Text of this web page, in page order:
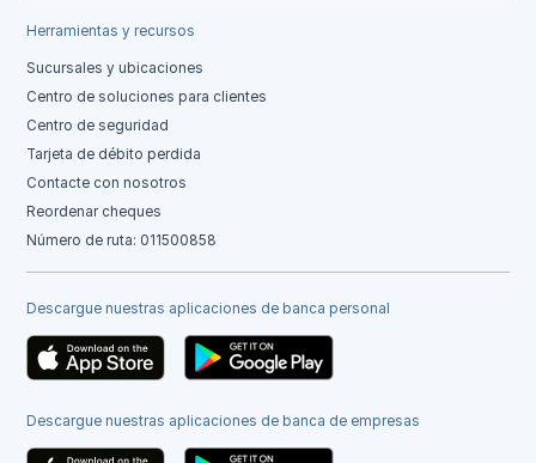
Herramientas y recursos
Sucursales y ubicaciones
Centro de soluciones para clientes
Centro de seguridad
Tarjeta de débito perdida
Contacte con nosotros
Reordenar cheques
Número de ruta: 011500858
Descargue nuestras aplicaciones de banca personal
Descargue nuestras aplicaciones de banca de empresas